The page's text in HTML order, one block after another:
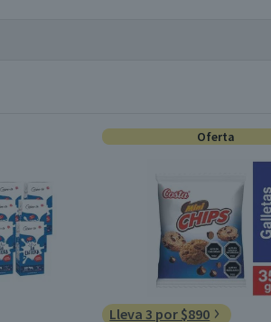
0
Horno | Parrilla | Cacerola | Sartén
Oferta
Lleva 3 por $890